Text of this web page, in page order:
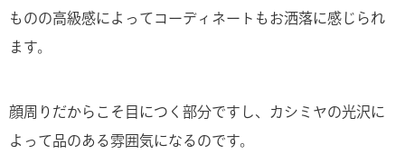
ものの高級感によってコーディネートもお洒落に感じられ
ます。
顔周りだからこそ目につく部分ですし、カシミヤの光沢に
よって品のある雰囲気になるのです。